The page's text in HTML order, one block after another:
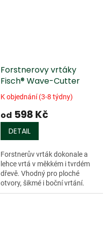
Forstnerovy vrtáky
Fisch® Wave-Cutter
K objednání (3-8 týdny)
od 598 Kč
DETAIL
Forstnerův vrták dokonale a
lehce vrtá v měkkém i tvrdém
dřevě. Vhodný pro ploché
otvory, šikmé i boční vrtání.
Vytváří čisté otvory se dnem a